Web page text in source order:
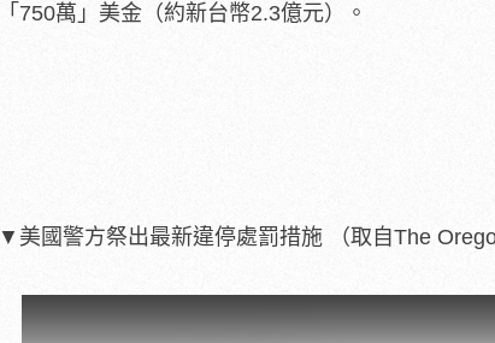
「750萬」美金（約新台幣2.3億元）。
▼美國警方祭出最新違停處罰措施 （取自The